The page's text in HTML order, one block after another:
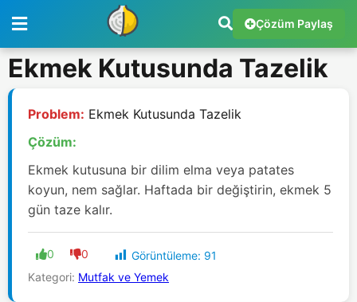
Çözüm Paylaş
Ekmek Kutusunda Tazelik
Problem: Ekmek Kutusunda Tazelik
Çözüm:
Ekmek kutusuna bir dilim elma veya patates
koyun, nem sağlar. Haftada bir değiştirin, ekmek 5
gün taze kalır.
0 0 Görüntüleme: 91
Kategori: Mutfak ve Yemek